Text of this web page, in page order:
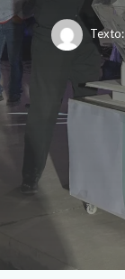
Texto: